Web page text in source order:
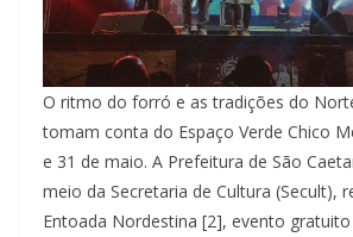
O ritmo do forró e as tradições do
tomam conta do Espaço Verde Chico
e 31 de maio. A Prefeitura de São
meio da Secretaria de Cultura (Secult),
Entoada Nordestina [2], evento